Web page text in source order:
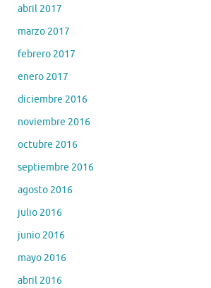
abril 2017
marzo 2017
febrero 2017
enero 2017
diciembre 2016
noviembre 2016
octubre 2016
septiembre 2016
agosto 2016
julio 2016
junio 2016
mayo 2016
abril 2016